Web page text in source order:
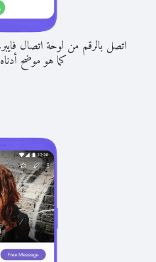
اتصل بالرقم من لوحة اتصال
كما هو موضح